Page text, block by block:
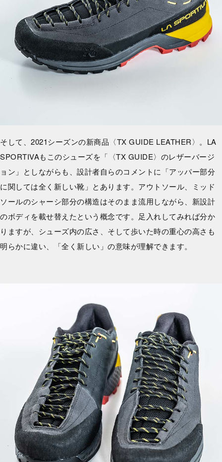
そして、2021シーズンの新商品〈TX GUIDE LEATHER〉。LA
SPORTIVAもこのシューズを「〈TX GUIDE〉のレザーバージ
ョン」としながらも、設計者自らのコメントに「アッパー部分
に関しては全く新しい靴」とあります。アウトソール、ミッド
ソールのシャーシ部分の構造はそのまま流用しながら、新設計
のボディを載せ替えたという概念です。足入れしてみれば分か
りますが、シューズ内の広さ、そして歩いた時の重心の高さも
明らかに違い、「全く新しい」の意味が理解できます。